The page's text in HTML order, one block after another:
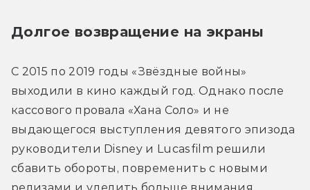
Долгое возвращение на экраны
С 2015 по 2019 годы «Звёздные войны»
выходили в кино каждый год. Однако после
кассового провала «Хана Соло» и не
выдающегося выступления девятого эпизода
руководители Disney и Lucasfilm решили
сбавить обороты, повременить с новыми
релизами и уделить больше внимания